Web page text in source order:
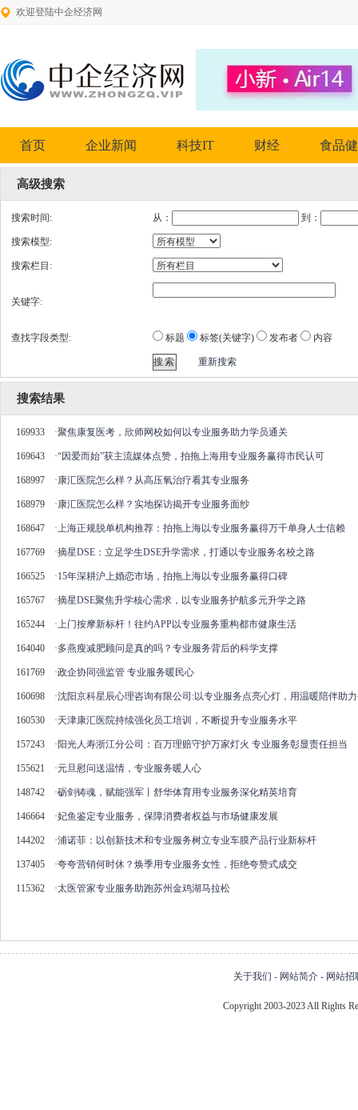
欢迎登陆中企经济网
首页 企业新闻 科技IT 财经 食品
高级搜索
搜索时间: 从： 到：
搜索模型:
搜索栏目:
关键字:
查找字段类型: 标题 标签(关键字) 发布者 内容
重新搜索
搜索结果
169933 ·聚焦康复医考，欣师网校如何以专业服务助力学员通关
169643 ·“因爱而始”获主流媒体点赞，拍拖上海用专业服务赢得市民认可
168997 ·康汇医院怎么样？从高压氧治疗看其专业服务
168979 ·康汇医院怎么样？实地探访揭开专业服务面纱
168647 ·上海正规脱单机构推荐：拍拖上海以专业服务赢得万千单身人士信赖
167769 ·摘星DSE：立足学生DSE升学需求，打通以专业服务名校之路
166525 ·15年深耕沪上婚恋市场，拍拖上海以专业服务赢得口碑
165767 ·摘星DSE聚焦升学核心需求，以专业服务护航多元升学之路
165244 ·​上门按摩新标杆！往约APP以专业服务重构都市健康生活
164040 ·多燕瘦减肥顾问是真的吗？专业服务背后的科学支撑
161769 ·政企协同强监管 专业服务暖民心
160698 ·沈阳京科星辰心理咨询有限公司:以专业服务点亮心灯，用温暖陪伴助
160530 ·天津康汇医院持续强化员工培训，不断提升专业服务水平
157243 · 阳光人寿浙江分公司：百万理赔守护万家灯火 专业服务彰显责任担当
155621 ·元旦慰问送温情，专业服务暖人心
148742 ·砺剑铸魂，赋能强军丨舒华体育用专业服务深化精英培育
146664 ·妃鱼鉴定专业服务，保障消费者权益与市场健康发展
144202 ·浦诺菲：以创新技术和专业服务树立专业车膜产品行业新标杆
137405 ·夸夸营销何时休？焕季用专业服务女性，拒绝夸赞式成交
115362 ·太医管家专业服务助跑苏州金鸡湖马拉松
关于我们 - 网站简介 - 网站招
Copyright 2003-2023 All Rights